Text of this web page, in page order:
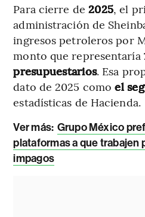
Para cierre de 2025, el
administración de
ingresos petroleros por
monto que representaría
presupuestarios. Esa
dato de 2025 como el
estadísticas de Hacienda.
Ver más: Grupo México
plataformas a que trabajen
impagos